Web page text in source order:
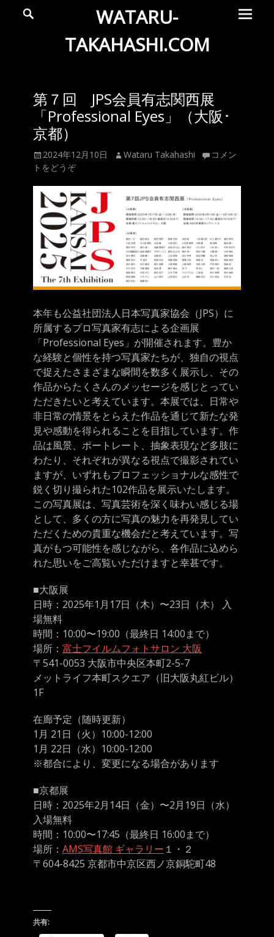
WATARU-
TAKAHASHI.COM
Official
Web
Site
メ
イ
第７回 JPS会員有志関西展
「Professional Eyes」（大阪･
京都）
投
稿
2024年12月10日
投 Wataru Takahashi
コメン
トをどうぞ
本年も公益社団法人日本写真家協会（JPS）に
所属するプロ写真家有志による企画展
「Professional Eyes」が開催されます。豊か
な経験と個性を持つ写真家たちが、独自の視点
で捉えたさまざまな瞬間を数多く展示し、その
作品からたくさんのメッセージを感じとってい
ただきたいと考えています。本展では、日常や
非日常の情景をとらえた作品を通じて新たな発
見や感動を得られることを目指しています。作
品は風景、ポートレート、抽象表現など多肢に
わたり、それぞれが異なる視点で撮影されてい
ますが、いずれもプロフェッショナルな感性で
鋭く切り撮られた102作品を展示いたします。
この写真展は、写真芸術を深く味わい感じる場
として、多くの方に写真の魅力を再発見してい
ただくための貴重な機会だと考えています。写
真がもつ可能性を感じながら、各作品に込めら
れた思いをご高覧いただけますと幸甚です。
■大阪展
日時：2025年1月17日（木）〜23日（木） 入
場無料
時間：10:00〜19:00（最終日 14:00まで）
場所： 富士フイルムフォトサロン 大阪
〒541-0053 大阪市中央区本町2-5-7
メットライフ本町スクエア（旧大阪丸紅ビル）
1F
在廊予定（随時更新）
1月 21日（火）10:00-12:00
1月 22日（水）10:00-12:00
※都合により、変更になる場合があります
■京都展
日時：2025年2月14日（金）〜2月19日（水）
入場無料
時間：10:00〜17:45（最終日 16:00まで）
場所： AMS写真館 ギャラリー １・２
〒604-8425 京都市中京区西ノ京銅駝町48
共有: